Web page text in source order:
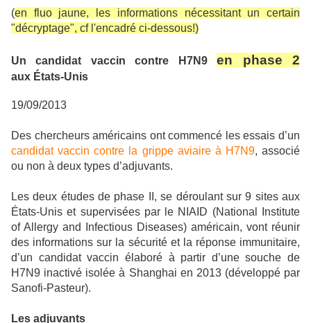
(en fluo jaune, les informations nécessitant un certain
"décryptage", cf l'encadré ci-dessous!)
Un candidat vaccin contre H7N9en phase 2
aux États-Unis
19/09/2013
Des chercheurs américains ont commencé les essais d’un
candidat vaccin contre la grippe aviaire à H7N9, associé
ou non à deux types d’adjuvants.
Les deux études de phase II, se déroulant sur 9 sites aux
États-Unis et supervisées par le NIAID (National Institute
of Allergy and Infectious Diseases) américain, vont réunir
des informations sur la sécurité et la réponse immunitaire,
d’un candidat vaccin élaboré à partir d’une souche de
H7N9 inactivé isolée à Shanghai en 2013 (développé par
Sanofi-Pasteur).
Les adjuvants